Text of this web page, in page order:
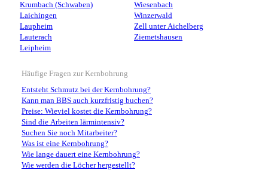
Krumbach (Schwaben)
Laichingen
Laupheim
Lauterach
Leipheim
Wiesenbach
Winzerwald
Zell unter Aichelberg
Ziemetshausen
Häufige Fragen zur Kernbohrung
Entsteht Schmutz bei der Kernbohrung?
Kann man BBS auch kurzfristig buchen?
Preise: Wieviel kostet die Kernbohrung?
Sind die Arbeiten lärmintensiv?
Suchen Sie noch Mitarbeiter?
Was ist eine Kernbohrung?
Wie lange dauert eine Kernbohrung?
Wie werden die Löcher hergestellt?